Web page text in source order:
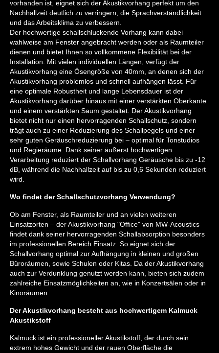
vorhanden ist, eignet sich der Akustikvorhang perfekt um den
Nachhallzeit deutlich zu verringern, die Sprachverständlichkeit
und das Arbeitsklima zu verbessern.
Der hochwertige schallschluckende Vorhang kann dabei
wahlweise am Fenster angebracht werden oder als Raumteiler
dienen und bietet Ihnen so vollkommene Flexibilität bei der
Installation. Mit vielen individuellen Längen, verfügt der
Akustikvorhang eine Ösengröße von 40mm, an denen sich der
Akustikvorhang problemlos und schnell aufhängen lässt. Für
eine optimale Robustheit und lange Lebensdauer ist der
Akustikvorhang darüber hinaus mit einer verstärkten Oberkante
und einem verstärkten Saum gestaltet. Der Akustikvorhang
bietet nicht nur einen hervorragenden Schallschutz, sondern
trägt auch zu einer Reduzierung des Schallpegels und einer
sehr guten Geräuschreduzierung bei – optimal für Tonstudios
und Regieräume. Dank seiner äußerst hochwertigen
Verarbeitung reduziert der Schallvorhang Geräusche bis zu -12
dB, während die Nachhallzeit auf bis zu 0,6 Sekunden reduziert
wird.
Wo findet der Schallschutzvorhang Verwendung?
Ob am Fenster, als Raumteiler und an vielen weiteren
Einsatzorten – der Akustikvorhang "Office" von MW-Acoustics
findet dank seiner hervorragenden Schallabsorption besonders
im professionellen Bereich Einsatz. So eignet sich der
Schallvorhang optimal zur Aufhängung in kleinen und großen
Büroräumen, sowie Schulen oder Kitas. Da der Akustikvorhang
auch zur Verdunklung genutzt werden kann, bieten sich zudem
zahlreiche Einsatzmöglichkeiten an, wie in Konzertsälen oder in
Kinoräumen.
Der Akustikvorhang besteht aus hochwertigem Kalmuck
Akustikstoff
Kalmuck ist ein professioneller Akustikstoff, der durch sein
extrem hohes Gewicht und der rauen Oberfläche die